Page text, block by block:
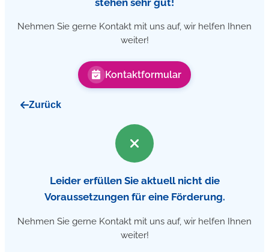
Nehmen Sie gerne Kontakt mit uns auf, wir helfen Ihnen
weiter!
Kontaktformular
Zurück
Leider erfüllen Sie aktuell nicht die
Voraussetzungen für eine Förderung.
Nehmen Sie gerne Kontakt mit uns auf, wir helfen Ihnen
weiter!